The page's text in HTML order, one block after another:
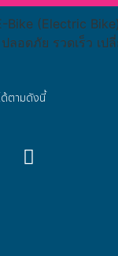
ด้ตามดังนี้